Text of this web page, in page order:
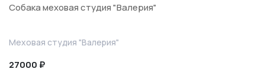
Собака меховая студия "Валерия"
Меховая студия "Валерия"
27000 ₽